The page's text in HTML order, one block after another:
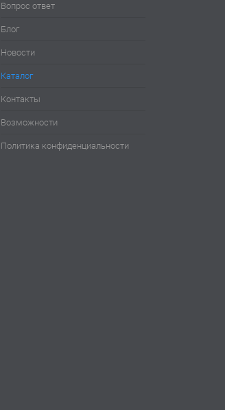
Вопрос ответ
Блог
Новости
Каталог
Контакты
Возможности
Политика конфиденциальности